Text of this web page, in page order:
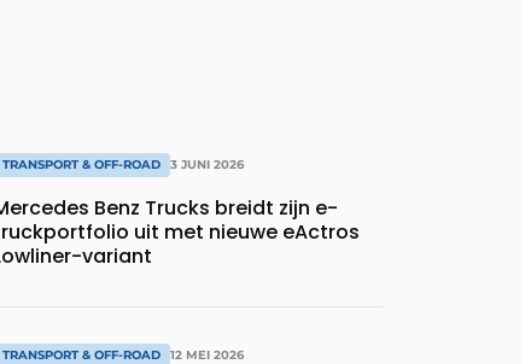
TRANSPORT & OFF-ROAD 3 JUNI 2026
Benz Trucks breidt zijn e-
uit met nieuwe eActros
variant
TRANSPORT & OFF-ROAD 12 MEI 2026